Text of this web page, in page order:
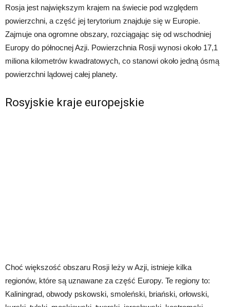
Rosja jest największym krajem na świecie pod względem
powierzchni, a część jej terytorium znajduje się w Europie.
Zajmuje ona ogromne obszary, rozciągając się od wschodniej
Europy do północnej Azji. Powierzchnia Rosji wynosi około 17,1
miliona kilometrów kwadratowych, co stanowi około jedną ósmą
powierzchni lądowej całej planety.
Rosyjskie kraje europejskie
Choć większość obszaru Rosji leży w Azji, istnieje kilka
regionów, które są uznawane za część Europy. Te regiony to:
Kaliningrad, obwody pskowski, smoleński, briański, orłowski,